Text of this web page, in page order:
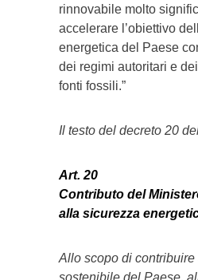
rinnovabile molto
accelerare l’obiettivo
energetica del Paese
dei regimi autoritari e
fonti fossili.”
Il testo del decreto 20
Art. 20
Contributo del
alla sicurezza
Allo scopo di contribuire
sostenibile del Paese,